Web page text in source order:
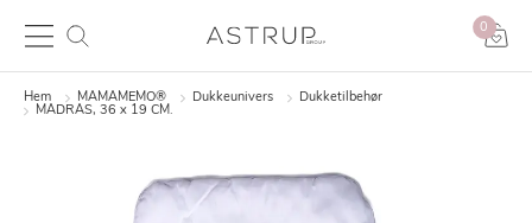
0
Hem MAMAMEMO® Dukkeunivers
Dukketilbehør
MADRAS, 36 x 19 CM.